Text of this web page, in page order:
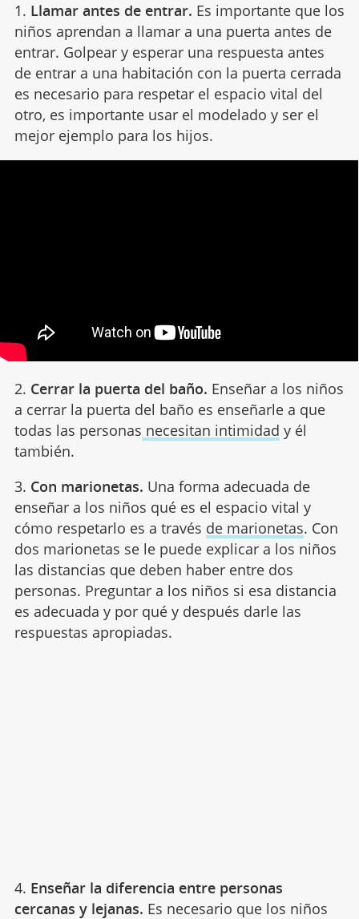
1. Llamar antes de entrar. Es importante que los
niños aprendan a llamar a una puerta antes de
entrar. Golpear y esperar una respuesta antes
de entrar a una habitación con la puerta cerrada
es necesario para respetar el espacio vital del
otro, es importante usar el modelado y ser el
mejor ejemplo para los hijos.
2. Cerrar la puerta del baño. Enseñar a los niños
a cerrar la puerta del baño es enseñarle a que
todas las personas necesitan intimidad y él
también.
3. Con marionetas. Una forma adecuada de
enseñar a los niños qué es el espacio vital y
cómo respetarlo es a través de marionetas. Con
dos marionetas se le puede explicar a los niños
las distancias que deben haber entre dos
personas. Preguntar a los niños si esa distancia
es adecuada y por qué y después darle las
respuestas apropiadas.
4. Enseñar la diferencia entre personas
cercanas y lejanas. Es necesario que los niños